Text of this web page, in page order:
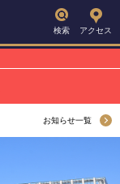
検索 アクセス
お知らせ一覧